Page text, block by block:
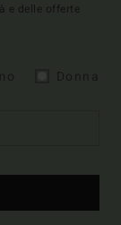
e delle offerte